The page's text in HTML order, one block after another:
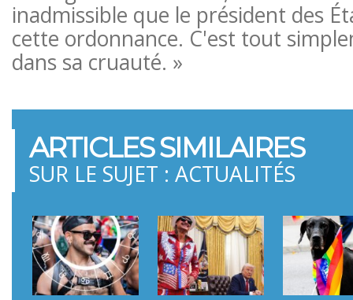
inadmissible que le président des
cette ordonnance. C'est tout
dans sa cruauté. »
ARTICLES SIMILAIRES
SUR LE SUJET : ACTUALITÉS